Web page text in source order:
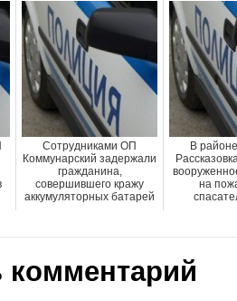
Сотрудниками ОП
Коммунарский задержали
гражданина,
совершившего кражу
аккумуляторных батарей
В
на
комментарий